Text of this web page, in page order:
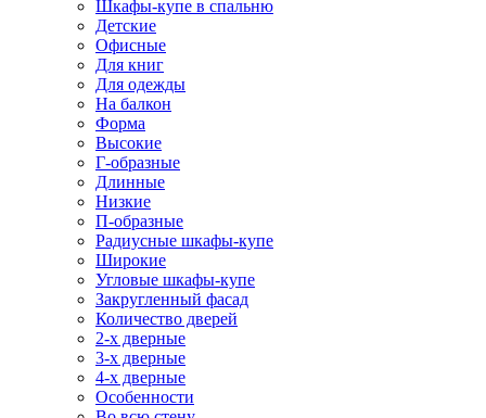
Шкафы-купе в спальню
Детские
Офисные
Для книг
Для одежды
На балкон
Форма
Высокие
Г-образные
Длинные
Низкие
П-образные
Радиусные шкафы-купе
Широкие
Угловые шкафы-купе
Закругленный фасад
Количество дверей
2-х дверные
3-х дверные
4-х дверные
Особенности